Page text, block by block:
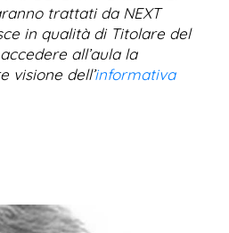
trattati da NEXT
in qualità di Titolare del
all’aula la
visione dell’informativa